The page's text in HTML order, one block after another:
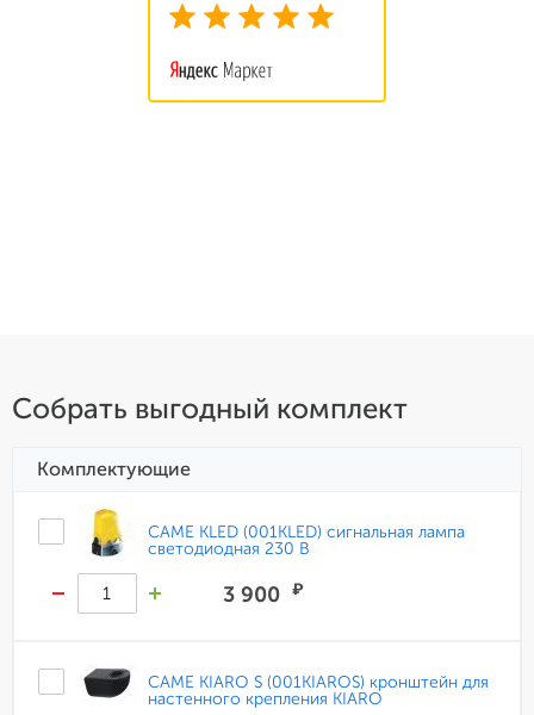
Собрать выгодный комплект
Комплектующие
CAME KLED (001KLED) сигнальная лампа
светодиодная 230 В
3 900 ₽
CAME KIARO S (001KIAROS) кронштейн для
настенного крепления KIARO